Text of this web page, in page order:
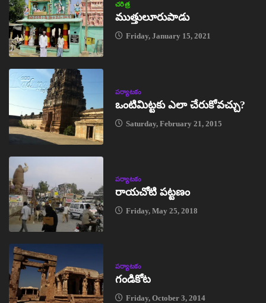
చరిత్ర
ముత్తులూరుపాడు
Friday, January 15, 2021
పర్యాటకం
ఒంటిమిట్టకు ఎలా చేరుకోవచ్చు?
Saturday, February 21, 2015
పర్యాటకం
రాయచోటి పట్టణం
Friday, May 25, 2018
పర్యాటకం
గండికోట
Friday, October 3, 2014